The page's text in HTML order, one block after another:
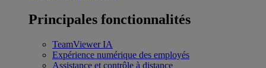
Principales fonctionnalités
TeamViewer IA
Expérience numérique des employés
Assistance et contrôle à distance